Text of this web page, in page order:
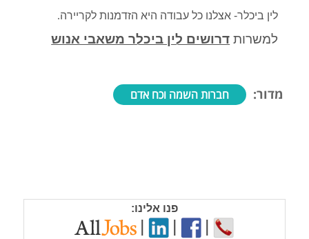
לין ביכלר- אצלנו כל עבודה היא הזדמנות לקריירה.
למשרות דרושים לין ביכלר משאבי אנוש
מדור: חברות השמה וכח אדם
פנו אלינו:
|
|
|